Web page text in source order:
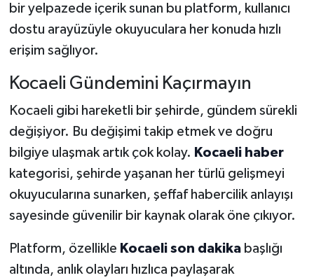
bir yelpazede içerik sunan bu platform, kullanıcı
dostu arayüzüyle okuyuculara her konuda hızlı
erişim sağlıyor.
Kocaeli Gündemini Kaçırmayın
Kocaeli gibi hareketli bir şehirde, gündem sürekli
değişiyor. Bu değişimi takip etmek ve doğru
bilgiye ulaşmak artık çok kolay. Kocaeli haber
kategorisi, şehirde yaşanan her türlü gelişmeyi
okuyucularına sunarken, şeffaf habercilik anlayışı
sayesinde güvenilir bir kaynak olarak öne çıkıyor.
Platform, özellikle Kocaeli son dakikabaşlığı
altında, anlık olayları hızlıca paylaşarak